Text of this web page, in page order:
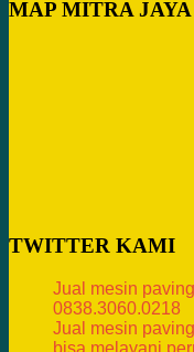
MAP MITRA
TWITTER KAMI
Jual mesin
0838.3060.0218
Jual mesin
bisa melayani